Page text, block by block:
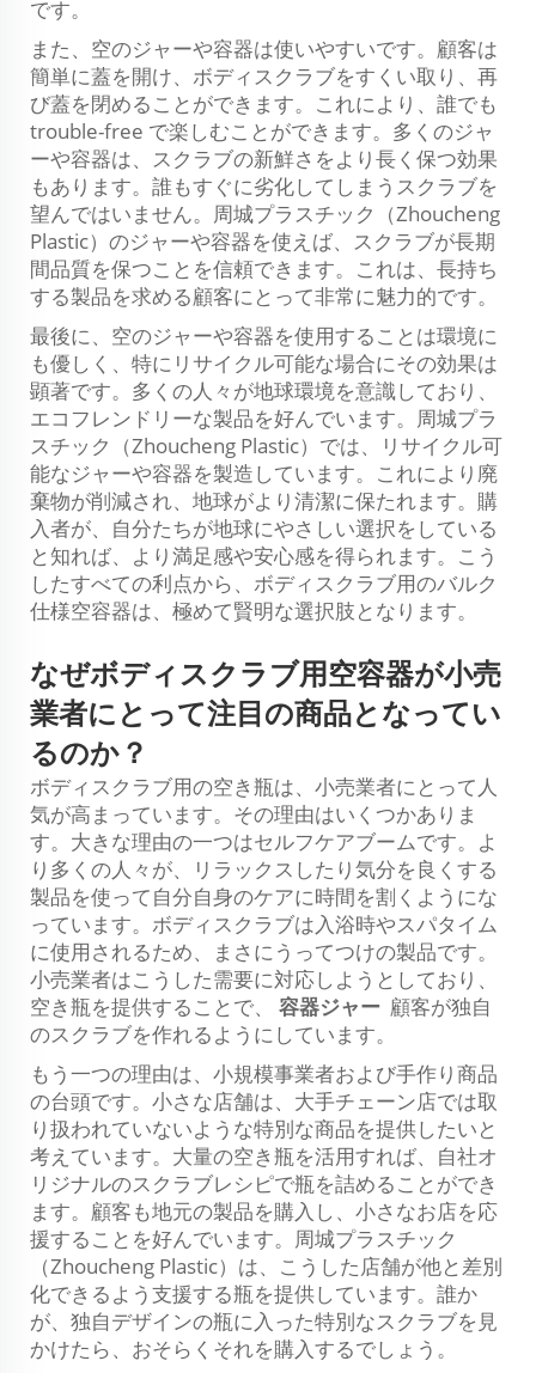
です。
また、空のジャーや容器は使いやすいです。顧客は
簡単に蓋を開け、ボディスクラブをすくい取り、再
び蓋を閉めることができます。これにより、誰でも
trouble-free で楽しむことができます。多くのジャ
ーや容器は、スクラブの新鮮さをより長く保つ効果
もあります。誰もすぐに劣化してしまうスクラブを
望んではいません。周城プラスチック（Zhoucheng
Plastic）のジャーや容器を使えば、スクラブが長期
間品質を保つことを信頼できます。これは、長持ち
する製品を求める顧客にとって非常に魅力的です。
最後に、空のジャーや容器を使用することは環境に
も優しく、特にリサイクル可能な場合にその効果は
顕著です。多くの人々が地球環境を意識しており、
エコフレンドリーな製品を好んでいます。周城プラ
スチック（Zhoucheng Plastic）では、リサイクル可
能なジャーや容器を製造しています。これにより廃
棄物が削減され、地球がより清潔に保たれます。購
入者が、自分たちが地球にやさしい選択をしている
と知れば、より満足感や安心感を得られます。こう
したすべての利点から、ボディスクラブ用のバルク
仕様空容器は、極めて賢明な選択肢となります。
なぜボディスクラブ用空容器が小売
業者にとって注目の商品となってい
るのか？
ボディスクラブ用の空き瓶は、小売業者にとって人
気が高まっています。その理由はいくつかありま
す。大きな理由の一つはセルフケアブームです。よ
り多くの人々が、リラックスしたり気分を良くする
製品を使って自分自身のケアに時間を割くようにな
っています。ボディスクラブは入浴時やスパタイム
に使用されるため、まさにうってつけの製品です。
小売業者はこうした需要に対応しようとしており、
空き瓶を提供することで、 容器ジャー 顧客が独自
のスクラブを作れるようにしています。
もう一つの理由は、小規模事業者および手作り商品
の台頭です。小さな店舗は、大手チェーン店では取
り扱われていないような特別な商品を提供したいと
考えています。大量の空き瓶を活用すれば、自社オ
リジナルのスクラブレシピで瓶を詰めることができ
ます。顧客も地元の製品を購入し、小さなお店を応
援することを好んでいます。周城プラスチック
（Zhoucheng Plastic）は、こうした店舗が他と差別
化できるよう支援する瓶を提供しています。誰か
が、独自デザインの瓶に入った特別なスクラブを見
かけたら、おそらくそれを購入するでしょう。